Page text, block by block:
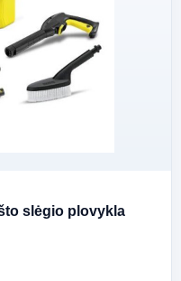
slėgio plovykla